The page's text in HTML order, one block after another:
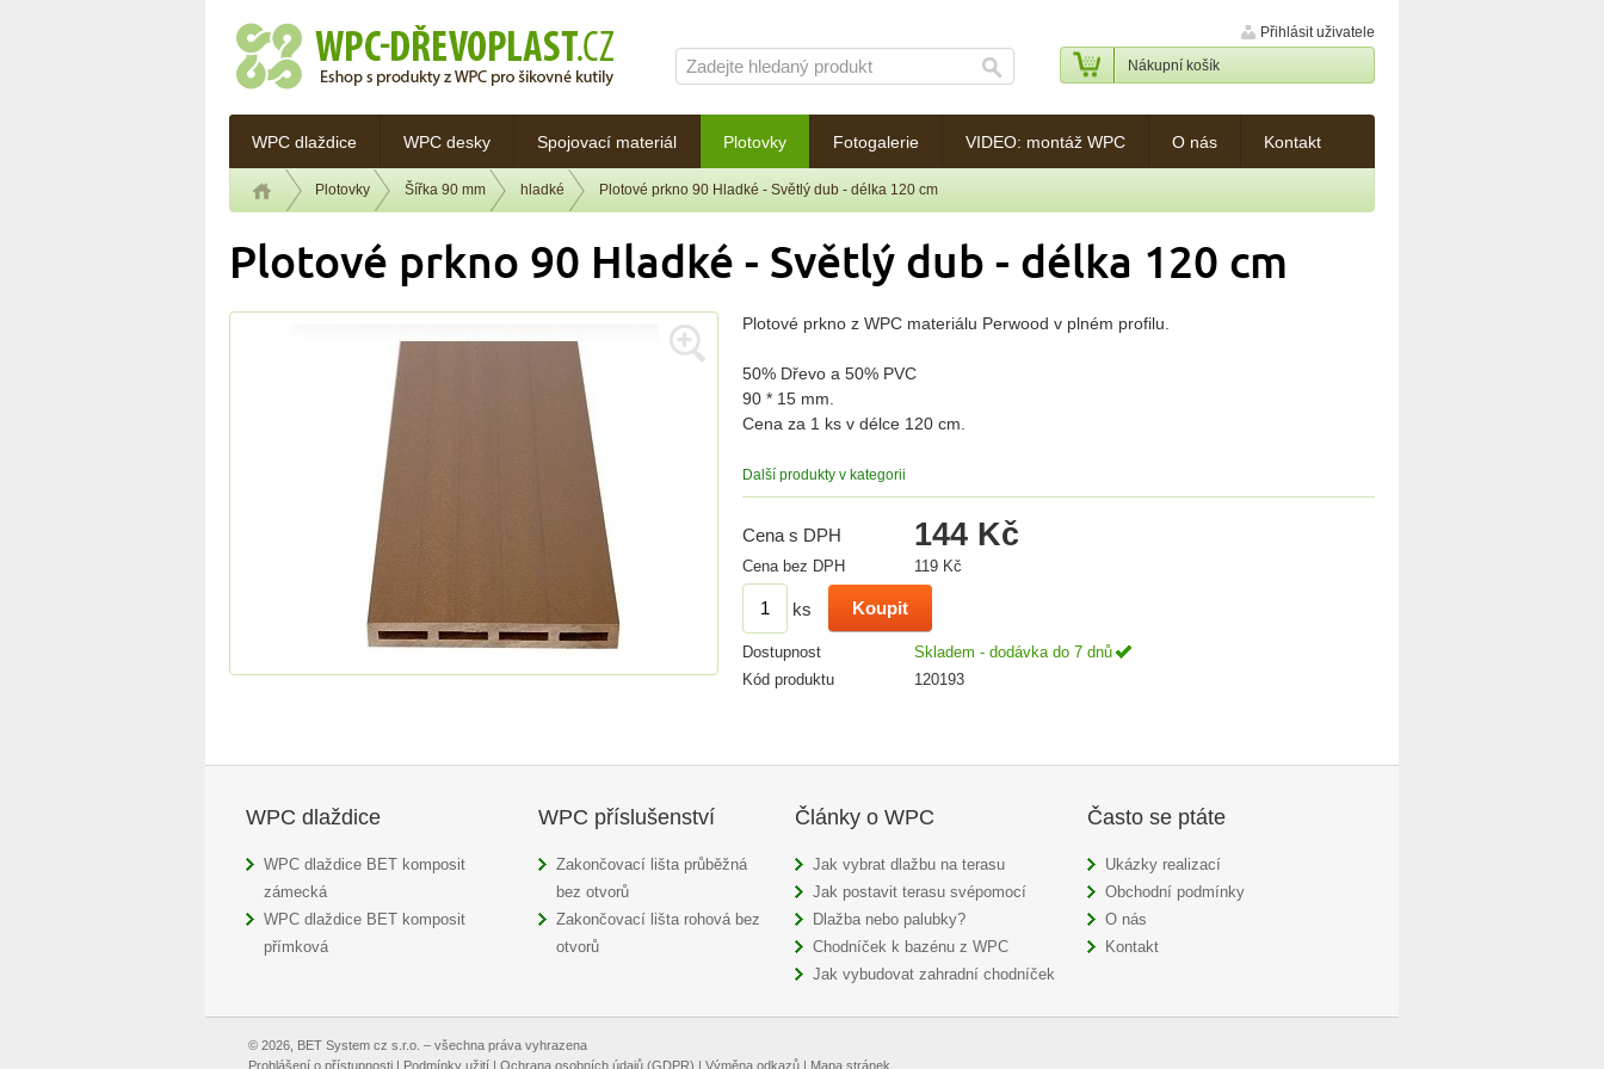
WPC dlaždice WPC desky Spojovací materiál Plotovky Fotogalerie VIDEO: montáž WPC O nás Kontakt
Přihlásit uživatele
Nákupní košík
Plotovky Šířka 90 mm hladké Plotové prkno 90 Hladké - Světlý dub - délka 120 cm
Plotové prkno 90 Hladké - Světlý dub - délka 120 cm
Plotové prkno z WPC materiálu Perwood v plném profilu.
50% Dřevo a 50% PVC
90 * 15 mm.
Cena za 1 ks v délce 120 cm.
Další produkty v kategorii
Cena s DPH 144 Kč
Cena bez DPH 119 Kč
ks
Dostupnost
Skladem - dodávka do 7 dnů
Kód produktu
120193
WPC dlaždice
WPC dlaždice BET komposit
zámecká
WPC dlaždice BET komposit
přímková
WPC příslušenství
Zakončovací lišta průběžná
bez otvorů
Zakončovací lišta rohová bez
otvorů
Články o WPC
Jak vybrat dlažbu na terasu
Jak postavit terasu svépomocí
Dlažba nebo palubky?
Chodníček k bazénu z WPC
Jak vybudovat zahradní chodníček
Často se ptáte
Ukázky realizací
Obchodní podmínky
O nás
Kontakt
© 2026, BET System cz s.r.o. – všechna práva vyhrazena
Prohlášení o přístupnosti | Podmínky užití | Ochrana osobních údajů (GDPR) | Výměna odkazů | Mapa stránek